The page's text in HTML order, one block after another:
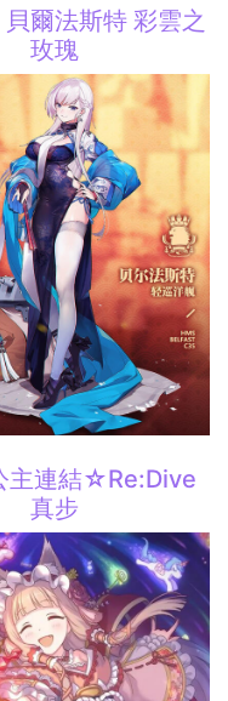
爾法斯特 彩雲之
玫瑰
主連結☆Re:Dive
真步